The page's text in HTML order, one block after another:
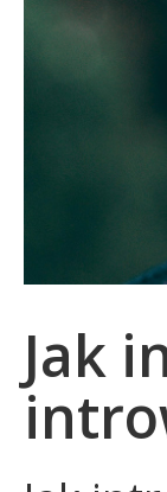
Jak